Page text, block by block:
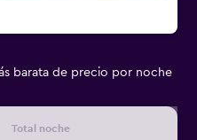
barata de precio por noche
Total noche